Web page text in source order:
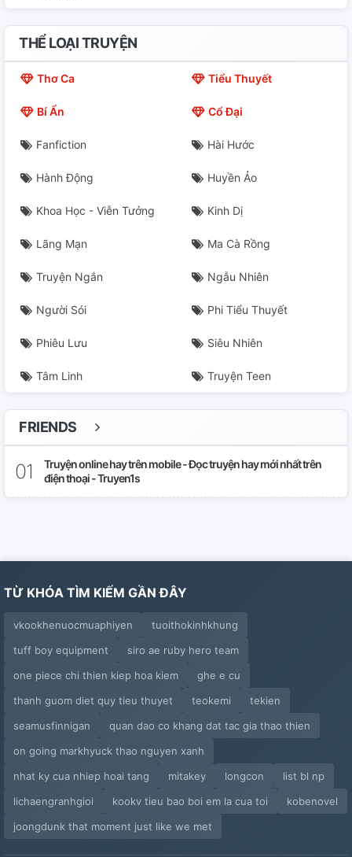
THỂ LOẠI TRUYỆN
Thơ Ca Tiểu Thuyết
Bí Ẩn Cổ Đại
Fanfiction Hài Hước
Hành Động Huyền Ảo
Khoa Học - Viễn Tưởng Kinh Dị
Lãng Mạn Ma Cà Rồng
Truyện Ngắn Ngẫu Nhiên
Người Sói Phi Tiểu Thuyết
Phiêu Lưu Siêu Nhiên
Tâm Linh Truyện Teen
FRIENDS
Truyện online hay trên mobile - Đọc truyện hay mới nhất trên
điện thoại - Truyen1s
TỪ KHÓA TÌM KIẾM GẦN ĐÂY
vkookhenuocmuaphiyen
tuoithokinhkhung
tuff boy equipment
siro ae ruby hero team
one piece chi thien kiep hoa kiem
ghe e cu
thanh guom diet quy tieu thuyet
teokemi
tekien
seamusfinnigan
quan dao co khang dat tac gia thao thien
on going markhyuck thao nguyen xanh
nhat ky cua nhiep hoai tang
mitakey longcon
list bl np
lichaengranhgioi
kookv tieu bao boi em la cua toi
kobenovel
joongdunk that moment just like we met